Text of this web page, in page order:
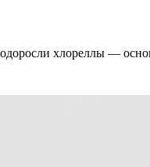
хлореллы —